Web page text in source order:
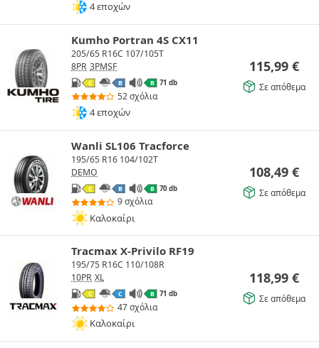
4 εποχών
Kumho Portran 4S CX11
205/65 R16C 107/105T
8PR 3PMSF
C B B 71 db
52 σχόλια
4 εποχών
115,99 €
Σε απόθεμα
Wanli SL106 Tracforce
195/65 R16 104/102T
DEMO
C B B 70 db
9 σχόλια
Καλοκαίρι
108,49 €
Σε απόθεμα
Tracmax X-Privilo RF19
195/75 R16C 110/108R
10PR XL
C C B 71 db
47 σχόλια
Καλοκαίρι
118,99 €
Σε απόθεμα